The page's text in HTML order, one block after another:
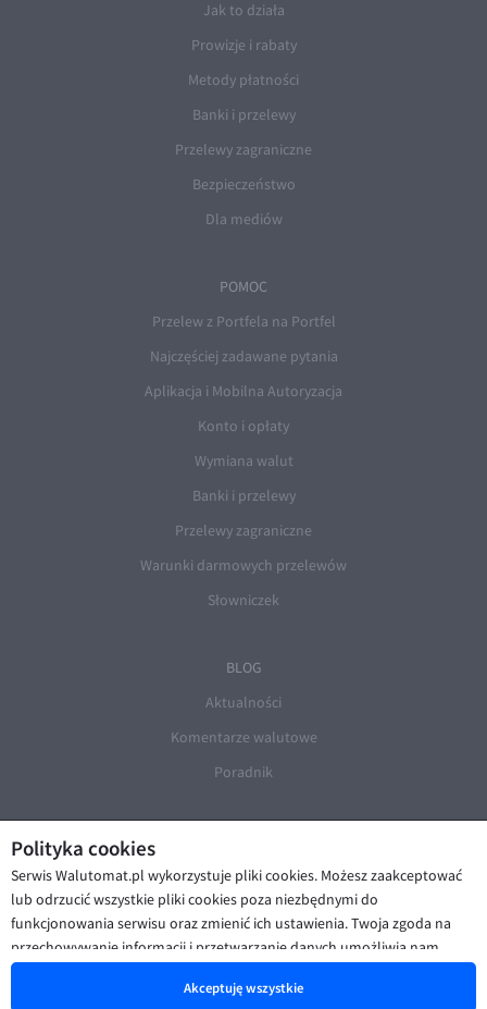
Polityka cookies
Serwis Walutomat.pl wykorzystuje pliki cookies. Możesz zaakceptować
lub odrzucić wszystkie pliki cookies poza niezbędnymi do
funkcjonowania serwisu oraz zmienić ich ustawienia. Twoja zgoda na
przechowywanie informacji i przetwarzanie danych umożliwia nam
poprawę funkcjonalności strony oraz prezentowanie Ci
spersonalizowanych treści i reklam. Więcej informacji znajdziesz w naszej
Akceptuję wszystkie
Jak to działa
Prowizje i rabaty
Metody płatności
Banki i przelewy
Przelewy zagraniczne
Bezpieczeństwo
Dla mediów
POMOC
Przelew z Portfela na Portfel
Najczęściej zadawane pytania
Aplikacja i Mobilna Autoryzacja
Konto i opłaty
Wymiana walut
Banki i przelewy
Przelewy zagraniczne
Warunki darmowych przelewów
Słowniczek
BLOG
Aktualności
Komentarze walutowe
Poradnik
© Walutomat 2026 | Regulaminy
|
Polityka prywatności i cookies | Deklaracja dostępności